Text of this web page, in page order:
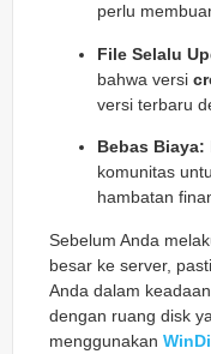
perlu
File Selalu
bahwa versi
versi terbaru
Bebas Biaya:
komunitas
hambatan
Sebelum Anda
besar ke server,
Anda dalam
dengan ruang disk
menggunakan